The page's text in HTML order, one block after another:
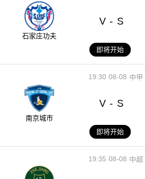
石家庄功夫
V - S
即将开始
08-08
19:30 中甲
南京城市
V - S
即将开始
08-08
19:35 中超